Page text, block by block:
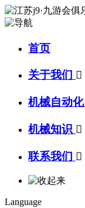
首页
关于我们 
机械自动化
机械知识 
联系我们 
Language